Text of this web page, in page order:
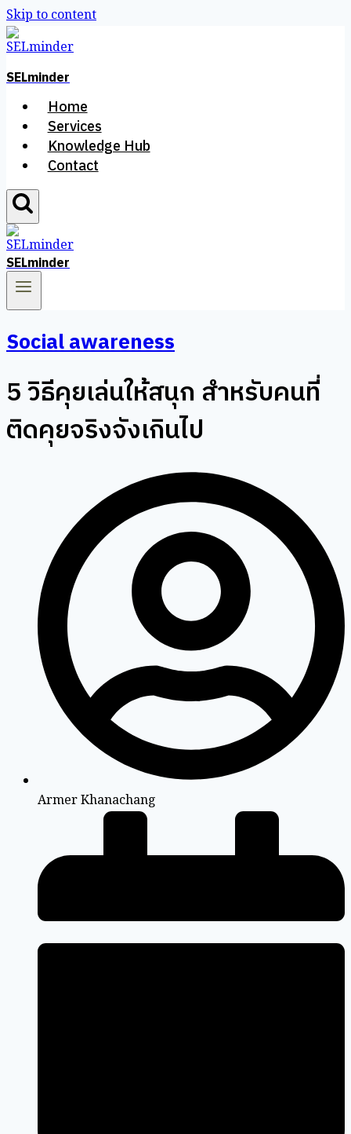
Skip to content
SELminder
Home
Services
Knowledge Hub
Contact
SELminder
Social awareness
5 วิธีคุยเล่นให้สนุก สำหรับคนที่
ติดคุยจริงจังเกินไป
Armer Khanachang